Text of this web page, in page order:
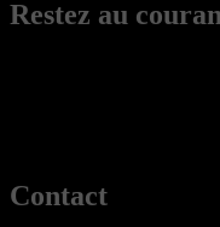
Restez au
Contact